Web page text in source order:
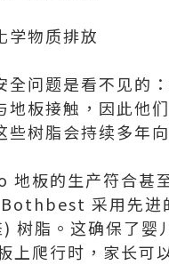
学物质排放
全问题是看不见的
地板接触，因此他
些树脂会持续多年
地板的生产符合甚
采用先进
树脂。这确保了婴
上爬行时，家长可